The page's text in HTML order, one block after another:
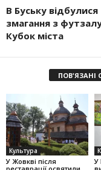
В Буську відбулися
змагання з
Кубок міста
ПОВ'ЯЗАНІ
Культура
У Жовкві після
У